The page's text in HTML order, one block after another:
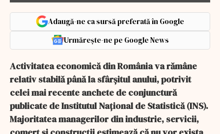
Adaugă-ne ca sursă preferată în Google
Urmărește-ne pe Google News
Activitatea economică din România va rămâne
relativ stabilă până la sfârșitul anului, potrivit
celei mai recente anchete de conjunctură
publicate de Institutul Național de Statistică (INS).
Majoritatea managerilor din industrie, servicii,